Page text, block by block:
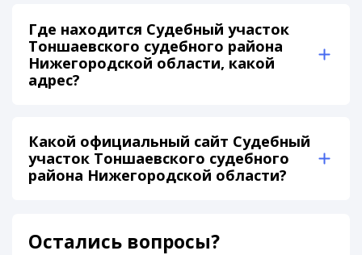
Где находится Судебный участок
Тоншаевского судебного района
Нижегородской области, какой
адрес?
Какой официальный сайт Судебный
участок Тоншаевского судебного
района Нижегородской области?
Остались вопросы?